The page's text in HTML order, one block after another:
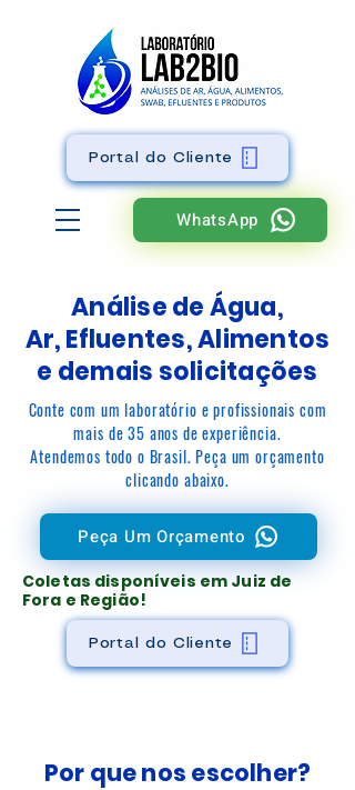
WhatsApp
Portal do Cliente
Análise de Água,
Ar,Efluentes, Alimentos
e demais solicitações
Conte com um laboratório e profissionais com
mais de 35 anos de experiência.
Atendemos todo o Brasil. Peça um orçamento
clicando abaixo.
Peça Um Orçamento
Coletas disponíveis em Juiz de
Fora e Região!
Portal do Cliente
Por que nos escolher?